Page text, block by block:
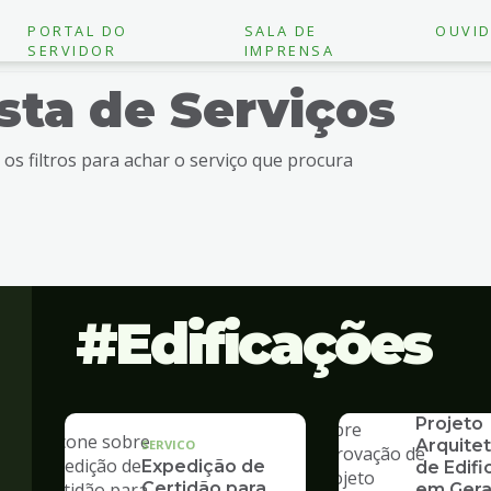
PORTAL DO
SERVIDOR
SALA DE
IMPRENSA
de Serviços
os filtros para achar o serviço que procura
Edificações
SERVICO
Expedição de
Projeto
de